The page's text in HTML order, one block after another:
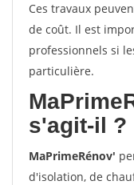
Ces travaux
de coût. Il est
professionnels si
particulière.
s'agit-il ?
MaPrimeRénov'
d'isolation, de